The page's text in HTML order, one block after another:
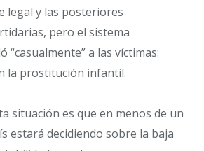
legal y las posteriores
pero el sistema
“casualmente” a las víctimas:
la prostitución infantil.
situación es que en menos de un
estará decidiendo sobre la baja